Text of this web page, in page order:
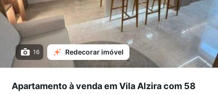
16 Redecorar imóvel
Apartamento à venda em Vila Alzira com 58